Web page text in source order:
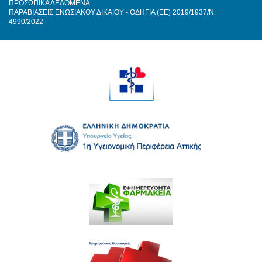
ΠΡΟΣΩΠΙΚΑ ΔΕΔΟΜΕΝΑ
ΠΑΡΑΒΙΑΣΕΙΣ ΕΝΩΣΙΑΚΟΥ ΔΙΚΑΙΟΥ - ΟΔΗΓΙΑ (ΕΕ) 2019/1937/Ν.
4990/2022